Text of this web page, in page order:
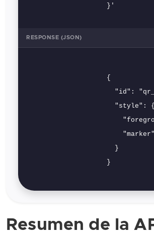
                    }'
RESPONSE (JSON)
                    {
"id":
                      "style": {
                      }
                    }
Resumen de la